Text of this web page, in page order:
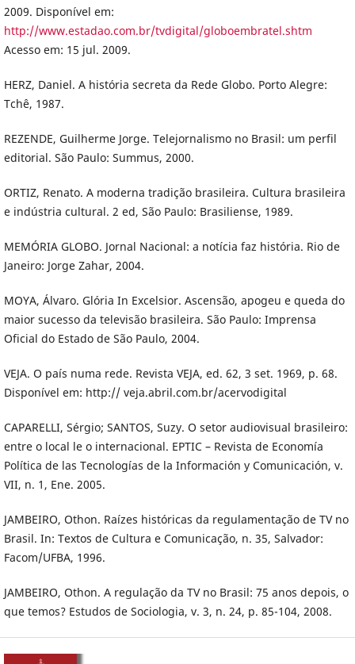
2009. Disponível em:
http://www.estadao.com.br/tvdigital/globoembratel.shtm
Acesso em: 15 jul. 2009.
HERZ, Daniel. A história secreta da Rede Globo. Porto Alegre:
Tchê, 1987.
REZENDE, Guilherme Jorge. Telejornalismo no Brasil: um perfil
editorial. São Paulo: Summus, 2000.
ORTIZ, Renato. A moderna tradição brasileira. Cultura brasileira
e indústria cultural. 2 ed, São Paulo: Brasiliense, 1989.
MEMÓRIA GLOBO. Jornal Nacional: a notícia faz história. Rio de
Janeiro: Jorge Zahar, 2004.
MOYA, Álvaro. Glória In Excelsior. Ascensão, apogeu e queda do
maior sucesso da televisão brasileira. São Paulo: Imprensa
Oficial do Estado de São Paulo, 2004.
VEJA. O país numa rede. Revista VEJA, ed. 62, 3 set. 1969, p. 68.
Disponível em: http:// veja.abril.com.br/acervodigital
CAPARELLI, Sérgio; SANTOS, Suzy. O setor audiovisual brasileiro:
entre o local le o internacional. EPTIC – Revista de Economía
Política de las Tecnologías de la Información y Comunicación, v.
VII, n. 1, Ene. 2005.
JAMBEIRO, Othon. Raízes históricas da regulamentação de TV no
Brasil. In: Textos de Cultura e Comunicação, n. 35, Salvador:
Facom/UFBA, 1996.
JAMBEIRO, Othon. A regulação da TV no Brasil: 75 anos depois, o
que temos? Estudos de Sociologia, v. 3, n. 24, p. 85-104, 2008.